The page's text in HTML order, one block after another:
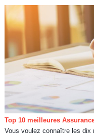
Top 10 meilleures
Vous voulez connaître les dix